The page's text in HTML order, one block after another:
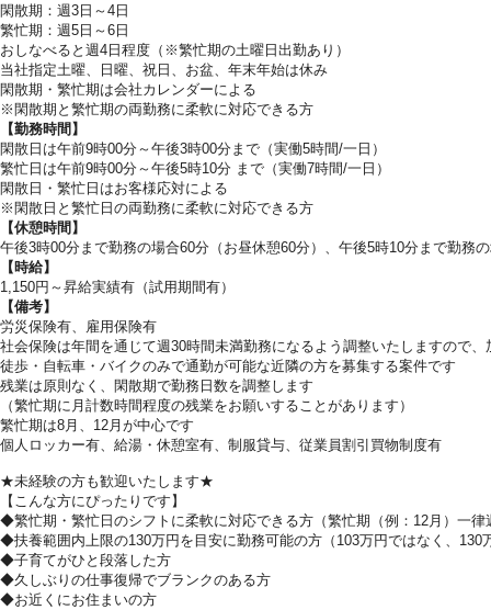
閑散期：週3日～4日
繁忙期：週5日～ 6日
おしなべると週4日程度（※繁忙期の土曜日出勤あり）
当社指定土曜、日曜、祝日、お盆、年末年始は休み
閑散期・繁忙期は会社カレンダーによる
※閑散期と繁忙期の両勤務に柔軟に対応できる方
【勤務時間】
閑散日は午前9時00分～午後3時00分まで（実働5時間/一日）
繁忙日は午前9時00分～午後5時10分 まで（実働7時間/一日）
閑散日・繁忙日はお客様応対による
※閑散日と繁忙日の両勤務に柔軟に対応できる方
【休憩時間】
午後3時00分まで勤務の場合60分（お昼休憩60分）、午後5時10分まで勤務
【時給】
1,150円～昇給実績有（試用期間有）
【備考】
労災保険有、雇用保険有
社会保険は年間を通じて週30時間未満勤務になるよう調整いたしますので、
徒歩・自転車・バイクのみで通勤が可能な近隣の方を募集する案件です
残業は原則なく、閑散期で勤務日数を調整します
（繁忙期に月計数時間程度の残業をお願いすることがあります）
繁忙期は8月、12月が中心です
個人ロッカー有、給湯・休憩室有、制服貸与、従業員割引買物制度有
★未経験の方も歓迎いたします★
【こんな方にぴったりです】
◆繁忙期・繁忙日のシフトに柔軟に対応できる方（繁忙期（例：12月）一
◆扶養範囲内上限の130万円を目安に勤務可能の方（103万円ではなく、130
◆子育てがひと段落した方
◆久しぶりの仕事復帰でブランクのある方
◆お近くにお住まいの方